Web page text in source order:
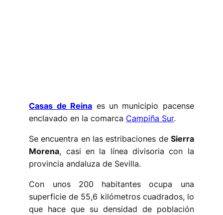
Casas de Reina es un municipio pacense
enclavado en la comarca Campiña Sur.
Se encuentra en las estribaciones de Sierra
Morena, casi en la línea divisoria con la
provincia andaluza de Sevilla.
Con unos 200 habitantes ocupa una
superficie de 55,6 kilómetros cuadrados, lo
que hace que su densidad de población